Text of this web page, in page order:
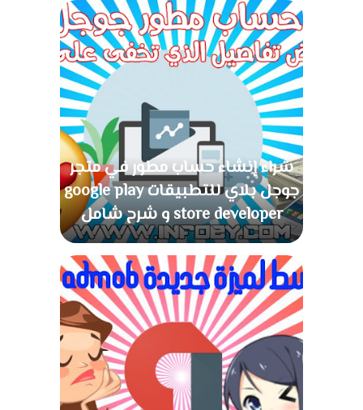
شراء إنشاء حساب مطور في متجر
جوجل بلاي للتطبيقات google play
store developer و شرح شامل